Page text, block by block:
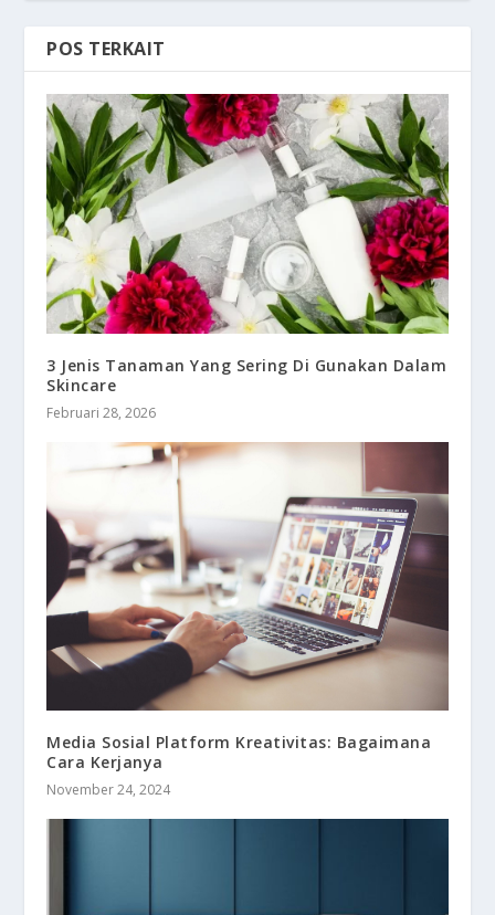
POS TERKAIT
3 Jenis Tanaman Yang Sering Di Gunakan Dalam
Skincare
Februari 28, 2026
Media Sosial Platform Kreativitas: Bagaimana
Cara Kerjanya
November 24, 2024